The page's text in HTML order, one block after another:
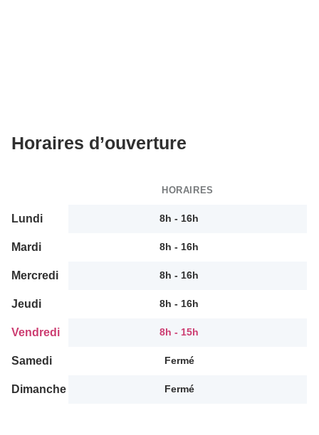
Horaires d’ouverture
HORAIRES
Lundi 8h - 16h
Mardi 8h - 16h
Mercredi 8h - 16h
Jeudi 8h - 16h
Vendredi 8h - 15h
Samedi Fermé
Dimanche Fermé